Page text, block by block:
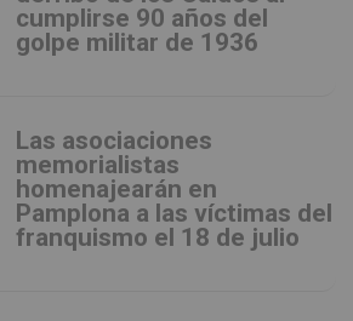
cumplirse 90 años del
golpe militar de 1936
Las asociaciones
memorialistas
homenajearán en
Pamplona a las víctimas del
franquismo el 18 de julio